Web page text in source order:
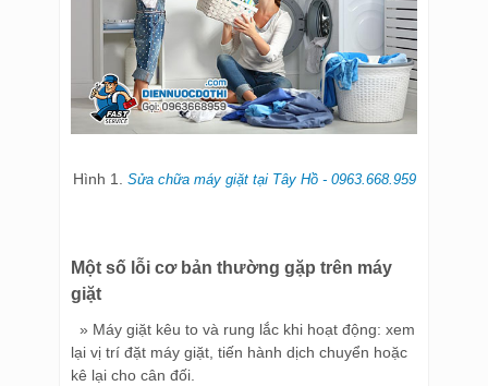
Hình 1. Sửa chữa máy giặt tại Tây Hồ - 0963.668.959
Một số lỗi cơ bản thường gặp trên máy
giặt
» Máy giặt kêu to và rung lắc khi hoạt động: xem
lại vị trí đặt máy giặt, tiến hành dịch chuyển hoặc
kê lại cho cân đối.